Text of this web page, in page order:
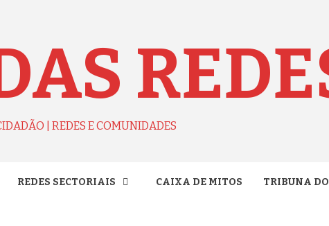
| REDES E COMUNIDADES
REDES SECTORIAIS CAIXA DE MITOS TRIBUNA